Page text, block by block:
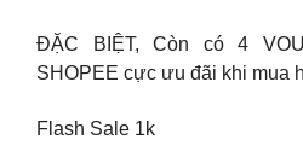
ĐẶC BIỆT, Còn có 4
SHOPEE cực ưu đãi khi mua
Flash Sale 1k